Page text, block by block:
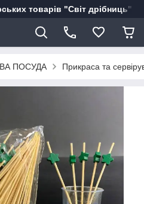
товарів "Світ дрібниць"
ПОСУДА Прикраса та